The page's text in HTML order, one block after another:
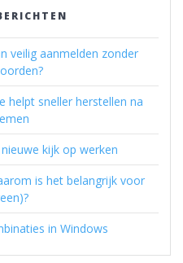
veilig aanmelden zonder
helpt sneller herstellen na
kijk op werken
is het belangrijk voor
in Windows